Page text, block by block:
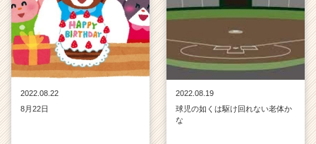
2022.08.22
8月22日
2022.08.19
球児の如くは駆け回れない老体か
な